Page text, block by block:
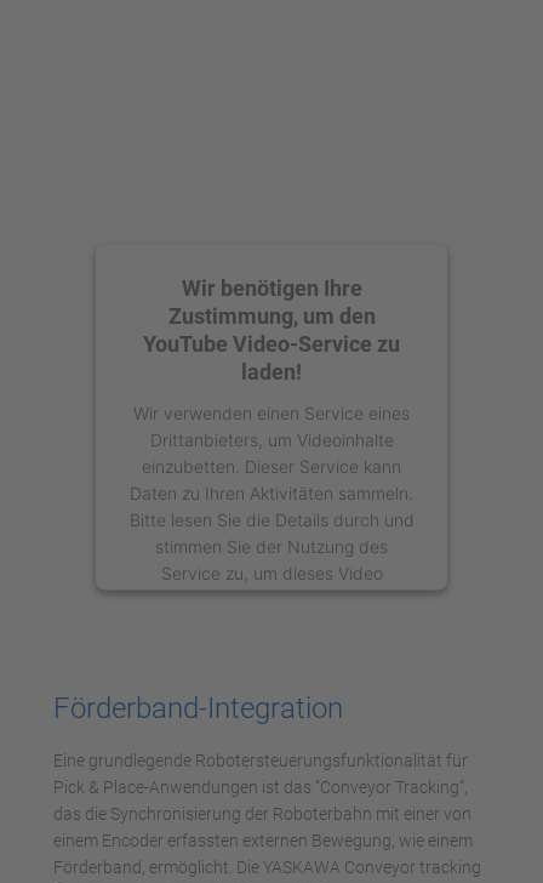
Wir benötigen Ihre
Zustimmung, um den
YouTube Video-Service zu
laden!
Wir verwenden einen Service eines
Drittanbieters, um Videoinhalte
einzubetten. Dieser Service kann
Daten zu Ihren Aktivitäten sammeln.
Bitte lesen Sie die Details durch und
stimmen Sie der Nutzung des
Service zu, um dieses Video
anzusehen.
Akzeptieren
powered byUsercentrics Consent
Management Platform
Förderband-Integration
Eine grundlegende Robotersteuerungsfunktionalität für
Pick & Place-Anwendungen ist das "Conveyor Tracking",
das die Synchronisierung der Roboterbahn mit einer von
einem Encoder erfassten externen Bewegung, wie einem
Förderband, ermöglicht. Die YASKAWA Conveyor tracking